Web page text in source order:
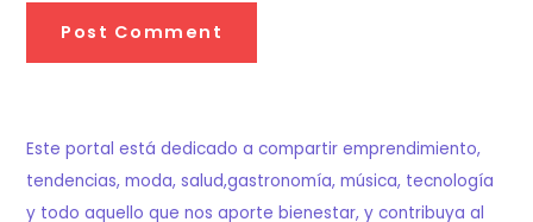
Este portal está dedicado a compartir emprendimiento,
tendencias, moda, salud,gastronomía, música, tecnología
y todo aquello que nos aporte bienestar, y contribuya al